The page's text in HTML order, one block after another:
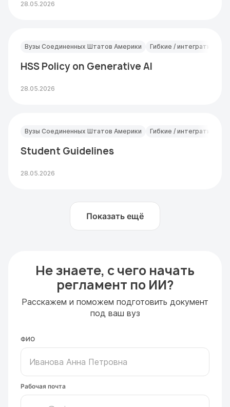
28.05.2026
Вузы Соединенных Штатов Америки Гибкие / интегративные
HSS Policy on Generative AI
28.05.2026
Вузы Соединенных Штатов Америки Гибкие / интегративные
Student Guidelines
28.05.2026
Показать ещё
Не знаете, с чего начать
регламент по ИИ?
Расскажем и поможем подготовить документ
под ваш вуз
ФИО
Рабочая почта